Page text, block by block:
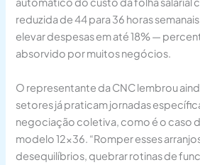
reduzida de 44 para 36 horas
elevar despesas em até 18% —
absorvido por muitos negócios.
O representante da CNC lembrou
setores já praticam jornadas
negociação coletiva, como é o caso
modelo 12×36. “Romper esses
desequilíbrios, quebrar rotinas de